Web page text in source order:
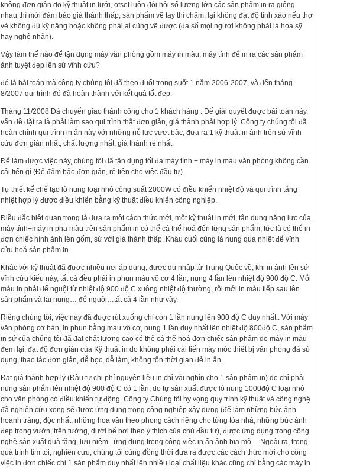
không đơn giản do kỹ thuật in lưới, ofset luôn đòi hỏi số lượng lớn các sản phẩm in ra giống
nhau thì mới đảm bảo giá thành thấp, sản phẩm vẽ tay thì chậm, lại không đạt độ tinh xảo nếu thợ
vẽ không đủ kỹ năng hoặc không phải ai cũng vẽ được (đa số mọi người không phải là họa sỹ
hay nghệ nhân).
Vậy làm thế nào để tận dụng máy văn phòng gồm máy in màu, máy tính để in ra các sản phẩm
ảnh tuyệt đẹp lên sứ vĩnh cửu?
đó là bài toán mà công ty chúng tôi đã theo đuổi trong suốt 1 năm 2006-2007, và đến tháng
8/2007 qui trình đó đã hoàn thành với kết quả tốt đẹp.
Tháng 11/2008 Đã chuyển giao thành công cho 1 khách hàng . Để giải quyết được bài toán này,
vấn đề đặt ra là phải làm sao qui trình thật đơn giản, giá thành phải hợp lý. Công ty chúng tôi đã
hoàn chỉnh qui trình in ấn này với những nỗ lực vượt bậc, đưa ra 1 kỹ thuật in ảnh trên sứ vĩnh
cửu đơn giản nhất, chất lượng nhất, giá thành rẻ nhất.
Để làm được việc này, chúng tôi đã tận dụng tối đa máy tính + máy in màu văn phòng không cần
cải tiến gì (Để đảm bảo đơn giản, rẻ tiền cho việc đầu tư).
Tự thiết kế chế tạo lò nung loại nhỏ công suất 2000W có điều khiển nhiệt độ và qui trình tăng
nhiệt hợp lý được điều khiển bằng kỹ thuật điều khiển công nghiệp.
Điều đặc biệt quan trọng là đưa ra một cách thức mới, một kỹ thuật in mới, tận dụng năng lực của
máy tính+máy in pha màu trên sản phẩm in có thể cá thể hoá đến từng sản phẩm, tức là có thể in
đơn chiếc hình ảnh lên gốm, sứ với giá thành thấp. Khâu cuối cùng là nung qua nhiệt để vĩnh
cửu hoá sản phẩm in.
Khác với kỹ thuật đã được nhiều nơi áp dụng, được du nhập từ Trung Quốc về, khi in ảnh lên sứ
vĩnh cửu kiểu này, tất cả đều phải in phun màu vô cơ 4 lần, nung 4 lần lên nhiệt độ 900 độ C. Mỗi
màu in phải để nguội từ nhiệt độ 900 độ C xuông nhiệt độ thường, rồi mới in màu tiếp sau lên
sản phẩm và lại nung… để nguội…tất cả 4 lần như vậy.
Riêng chúng tôi, việc này đã được rút xuống chỉ còn 1 lần nung lên 900 độ C duy nhất.. Với máy
văn phòng cơ bản, in phun bằng màu vô cơ, nung 1 lần duy nhất lên nhiệt độ 800độ C, sản phẩm
in sứ của chúng tôi đã đạt chất lượng cao có thể cá thể hoá đơn chiếc sản phẩm do máy in màu
đem lại, đạt độ đơn giản của Kỹ thuật in do không phải cải tiến máy móc thiết bị văn phòng đã sử
dụng, thao tác đơn giản, dễ học, dễ làm, không tốn thời gian đẻ in ấn.
Đạt giá thành hợp lý (Đàu tư chi phí nguyên liệu in chỉ vài nghìn cho 1 sản phẩm in) do chỉ phải
nung sản phẩm lên nhiệt độ 900 độ C có 1 lần, do tự sản xuất được lò nung 1000độ C loại nhỏ
cho văn phòng có điều khiển tự động. Công ty Chúng tôi hy vọng quy trình kỹ thuật và công nghệ
đã nghiên cứu xong sẽ được ứng dụng trong công nghiệp xây dựng (để làm những bức ảnh
hoành tráng, độc nhất, những hoa văn theo phong cách riêng cho từng tòa nhà, những bức ảnh
đẹp trong vườn, trên tường, dưới bể bơi theo ý thích của chủ đầu tư), được ứng dụng trong công
nghệ sản xuất quà tặng, lưu niệm...ứng dụng trong công việc in ấn ảnh bia mộ… Ngoài ra, trong
quá trình tìm tòi, nghiên cứu, chúng tôi cũng đồng thời đưa ra được các cách thức mới cho công
việc in đơn chiếc chỉ 1 sản phẩm duy nhất lên nhiều loại chất liệu khác cũng chỉ bằng các máy in